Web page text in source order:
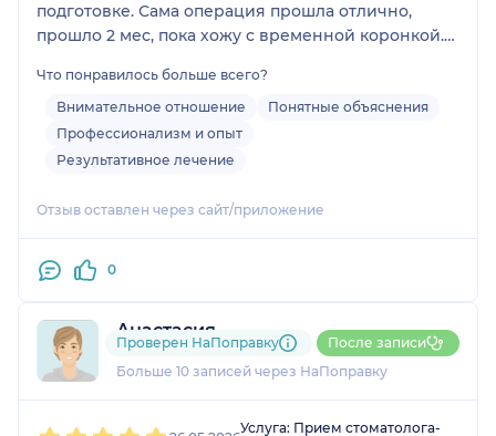
подготовке. Сама операция прошла отлично,
прошло 2 мес, пока хожу с временной коронкой.
протезом и две восьмерки с той же стороны), все
зажило отлично.
Что понравилось больше всего?
Внимательное отношение
Понятные объяснения
Профессионализм и опыт
Результативное лечение
Отзыв оставлен через сайт/приложение
0
Анастасия
3 отзываи 3 оценки
Больше 10 записей через НаПоправку
Проверен НаПоправку После записи
Услуга: Прием стоматолога-